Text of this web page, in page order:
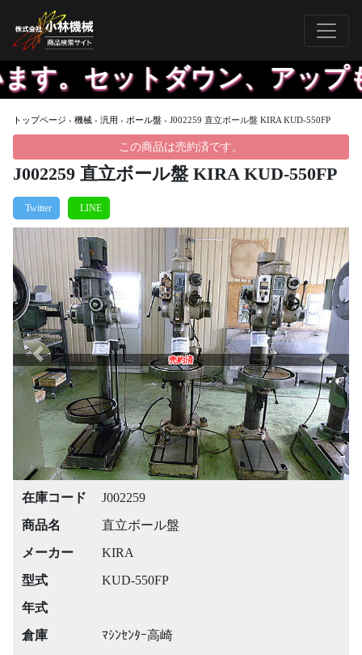
セットダウン、アップも
トップページ › 機械 › 汎用 › ボール盤 › J002259 直立ボール盤 KIRA KUD-550FP
この商品は売約済です。
J002259 直立ボール盤 KIRA KUD-550FP
売約済
Previous Next
在庫コード
J002259
商品名
直立ボール盤
メーカー
KIRA
型式
KUD-550FP
年式
倉庫
ﾏｼﾝｾﾝﾀｰ高崎